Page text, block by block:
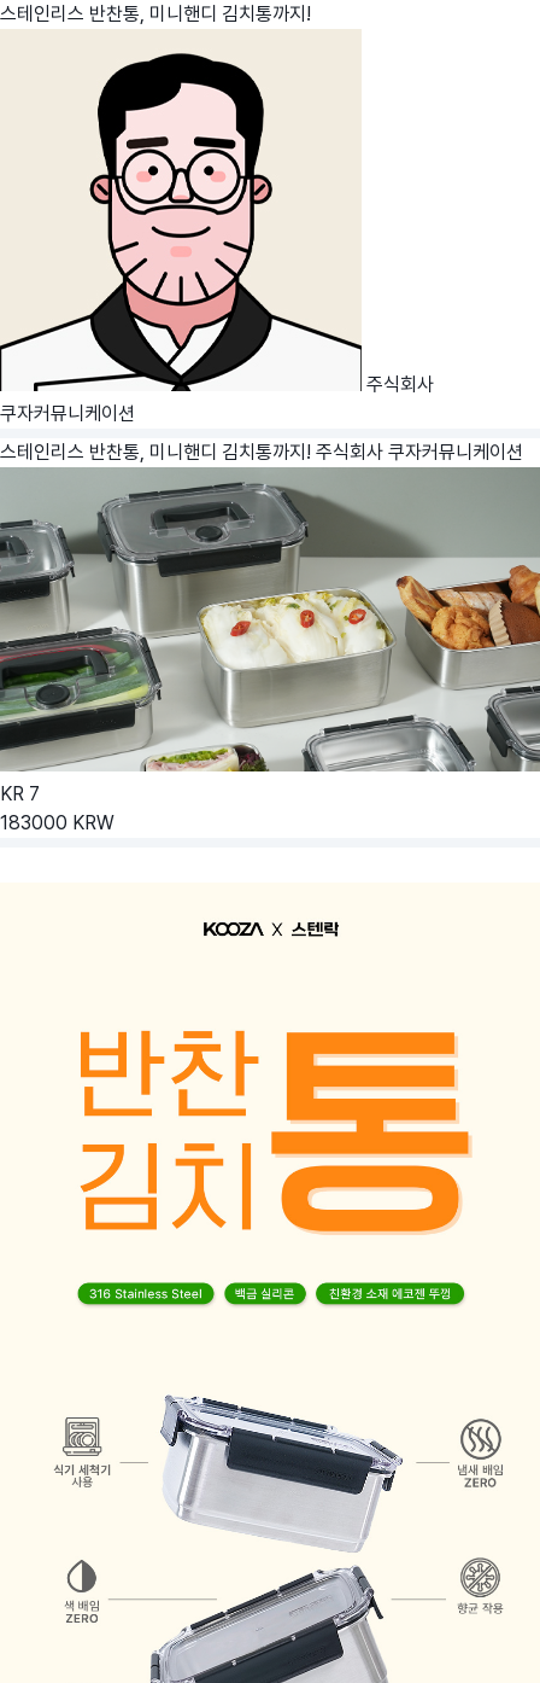
스테인리스 반찬통, 미니핸디 김치통까지!
주식회사
쿠자커뮤니케이션
스테인리스 반찬통, 미니핸디 김치통까지! 주식회사 쿠자커뮤니케이션
KR 7
183000 KRW